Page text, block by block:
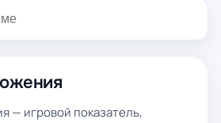
— игровой показатель,